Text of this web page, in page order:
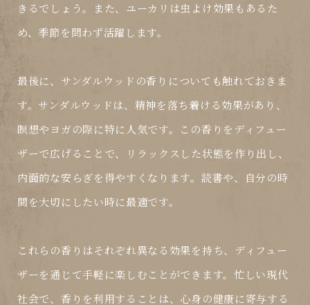
きるでしょう。また、ユーカリは虫よけ効果もあるた
め、季節を問わず活躍します。
最後に、 サンダルウッド の香りについても触れておきま
す。サンダルウッドは、精神を落ち着ける効果があり、
瞑想やヨガの際に特に人気です。この香りをディフュー
ザーで広げることで、リラックスした状態を作り出し、
内面的な安らぎを得やすくなります。読書や、自分の時
間を大切にしたい時に最適です。
これらの香りはそれぞれ異なる効果を持ち、ディフュー
ザーを通じて手軽に楽しむことができます。忙しい現代
社会で、香りを利用することは、心身の健康に寄与する